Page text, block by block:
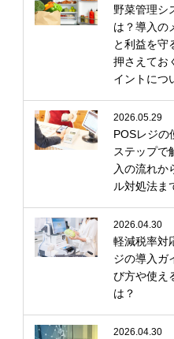
野菜管理シ
は？導入の
と利益を守
押さえてお
イントにつ
2026.05.29
POSレジの
ステップで
入の流れか
ル対処法ま
2026.04.30
軽減税率対
ジの導入ガ
び方や使え
は？
2026.04.30